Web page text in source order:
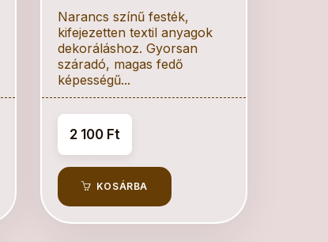
Narancs színű festék,
kifejezetten textil anyagok
dekoráláshoz. Gyorsan
száradó, magas fedő
képességű...
2 100 Ft
KOSÁRBA